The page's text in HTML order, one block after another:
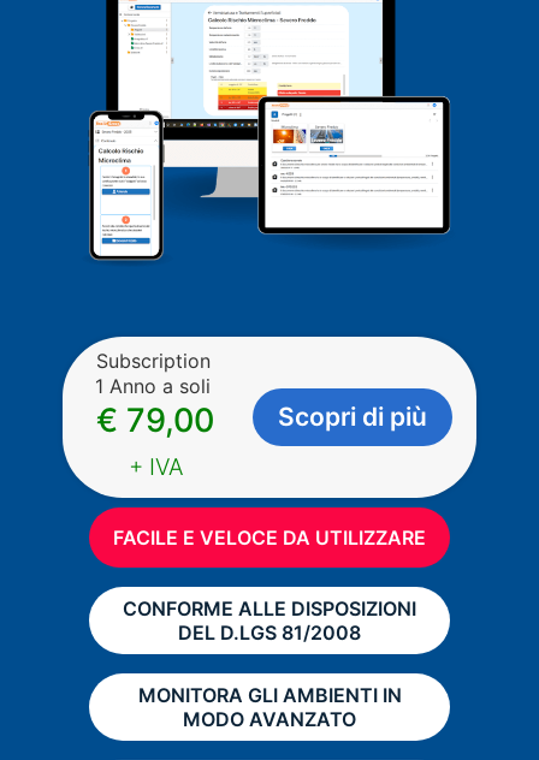
Subscription
1 Anno a soli
€ 79,00
+ IVA
Scopri di più
FACILE E VELOCE DA UTILIZZARE
CONFORME ALLE DISPOSIZIONI
DEL D.LGS 81/2008
MONITORA GLI AMBIENTI IN
MODO AVANZATO